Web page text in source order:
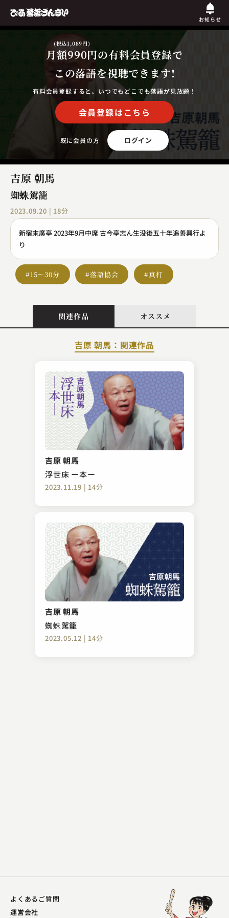
お知らせ
月額990円
(税込1,089円)
の有料会員登録で
この落語を視聴できます!
有料会員登録すると、いつでもどこでも落語が見放題！
会員登録はこちら
既に会員の方 ログイン
吉原 朝馬
蜘蛛駕籠
2023.09.20 | 18分
新宿末廣亭 2023年9月中席 古今亭志ん生没後五十年追善興行よ
り
#15～30分 #落語協会 #真打
関連作品 オススメ
吉原 朝馬：関連作品
吉原 朝馬
浮世床 ー本ー
2023.11.19 | 14分
吉原 朝馬
蜘蛛駕籠
2023.05.12 | 14分
古今亭 菊千代
天狗裁き
2025.05.13 | 16分
春風亭 三朝
壷算
2023.03.19 | 15分
よくあるご質問
運営会社